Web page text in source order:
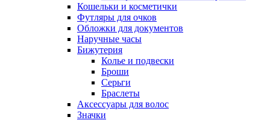
Кошельки и косметички
Футляры для очков
Обложки для документов
Наручные часы
Бижутерия
Колье и подвески
Броши
Серьги
Браслеты
Аксессуары для волос
Значки